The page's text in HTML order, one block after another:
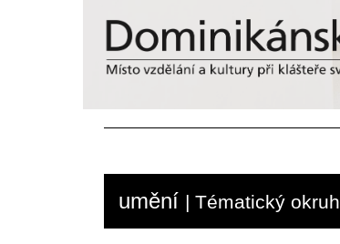
umění | Tématický okruh